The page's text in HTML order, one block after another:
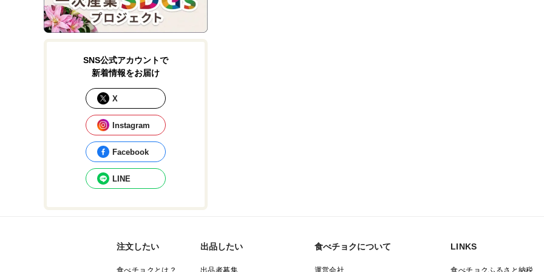
SNS公式アカウントで
新着情報をお届け
X
Instagram
Facebook
LINE
注文したい 出品したい 食べチョクについて LINKS